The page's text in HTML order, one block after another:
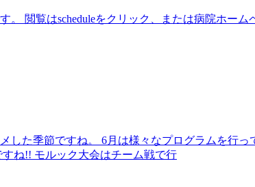
。 閲覧はscheduleをクリック、または病院ホー
した季節ですね。 6月は様々なプログラムを行
ね!! モルック大会はチーム戦で行